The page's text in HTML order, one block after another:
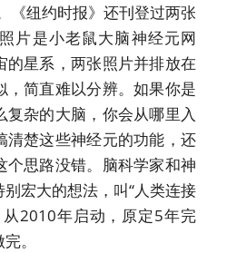
《纽约时报》还刊登过两张
片是小老鼠大脑神经元网
的星系，两张照片并排放在
，简直难以分辨。如果你是
杂的大脑，你会从哪里入
清楚这些神经元的功能，还
个思路没错。脑科学家和神
宏大的想法，叫“人类连接
2010年启动，原定5年完
。